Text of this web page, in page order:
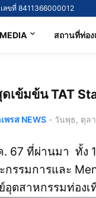
ลขที่ 8411366000012
สถานที่ท่อง
ดเข้มข้น TAT
พรส NEWS - วันพุธ, ตุล
. 67 ที่ผ่านมา ทั้ง
รรมการและ
อุตสาหกรรมท่องเ